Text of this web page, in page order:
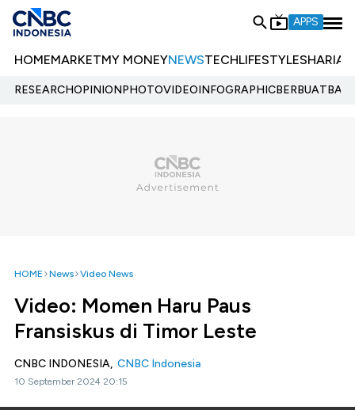
APPS
HOMEMARKETMY MONEYNEWSTECHLIFESTYLESHARIA
RESEARCHOPINIONPHOTOVIDEOINFOGRAPHIC
HOME News Video News
Video: Momen Haru Paus
Fransiskus di Timor Leste
CNBC INDONESIA, CNBC Indonesia
10 September 2024 20:15